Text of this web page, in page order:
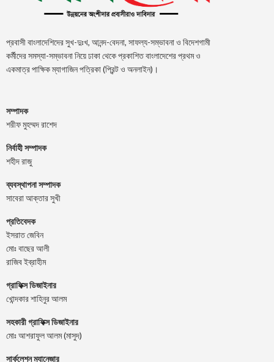
প্রবাসী বাংলাদেশিদের সুখ-দুঃখ, আনন্দ-বেদনা, সাফল্য-সম্ভাবনা ও বিদেশগামী
কর্মীদের সমস্যা-সম্ভাবনা নিয়ে ঢাকা থেকে প্রকাশিত বাংলাদেশের প্রথম ও
একমাত্র পাক্ষিক ম্যাগাজিন পত্রিকা (প্রিন্ট ও অনলাইন)।
সম্পাদক
শরীফ মুহম্মদ রাশেদ
নির্বাহী সম্পাদক
শহীদ রাজু
ব্যবস্থাপনা সম্পাদক
সাবেরা আক্তার সুখী
প্রতিবেদক
ইসরাত জেবিন
মোঃ বাছের আলী
রাজিব ইব্রাহীম
গ্রাফিক্স ডিজাইনার
খোন্দকার শাহিনুর আলম
সহকারী গ্রাফিক্স ডিজাইনার
মোঃ আশরাফুল আলম (মাসুদ)
সার্কুলেশন ম্যানেজার